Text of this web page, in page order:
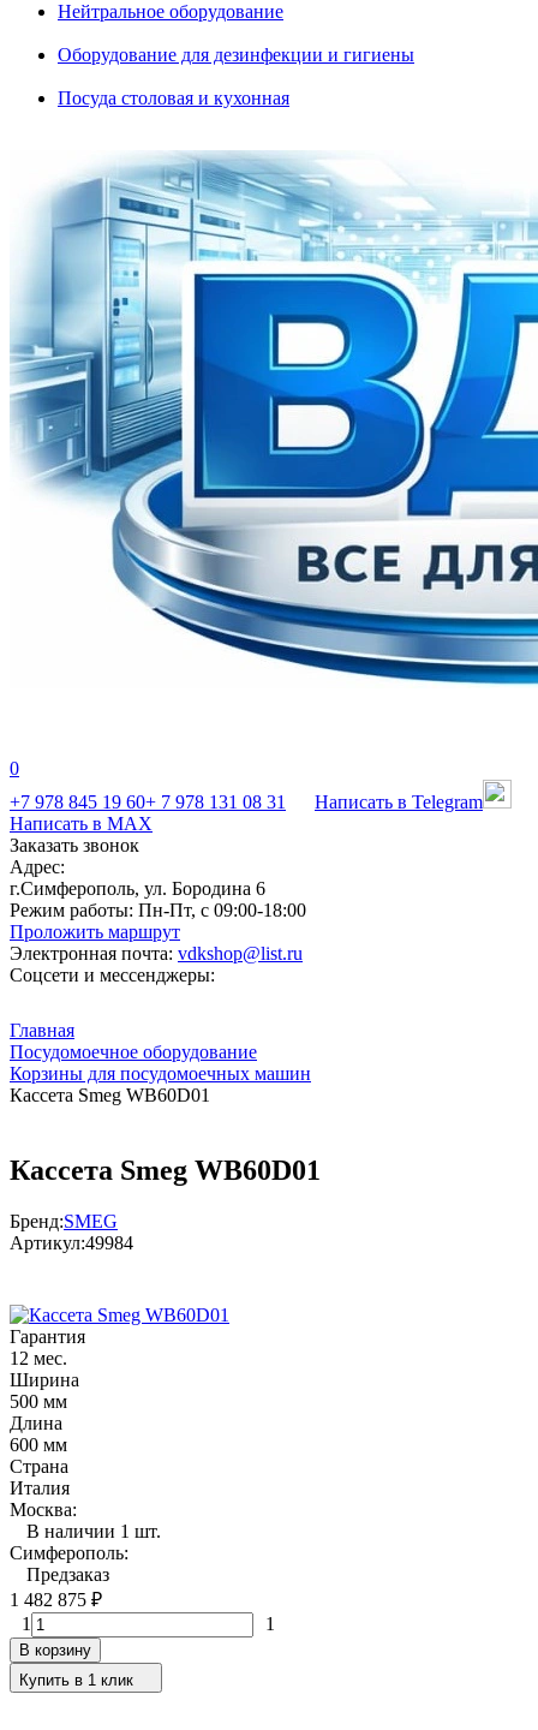
Нейтральное оборудование
Оборудование для дезинфекции и гигиены
Посуда столовая и кухонная
0
+7 978 845 19 60+ 7 978 131 08 31
Написать в Telegram
Написать в MAX
Заказать звонок
Адрес:
г.Симферополь, ул. Бородина 6
Режим работы: Пн-Пт, с 09:00-18:00
Проложить маршрут
Электронная почта: vdkshop@list.ru
Соцсети и мессенджеры:
Главная
Посудомоечное оборудование
Корзины для посудомоечных машин
Кассета Smeg WB60D01
Кассета Smeg WB60D01
Бренд:SMEG
Артикул:49984
Гарантия
12 мес.
Ширина
500 мм
Длина
600 мм
Страна
Италия
Москва:
В наличии 1 шт.
Симферополь:
Предзаказ
1 482 875 ₽
1
1
В корзину
Купить в 1 клик